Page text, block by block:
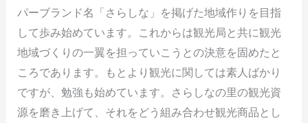
パーブランド名「さらしな」を掲げた地域作りを目指
して歩み始めています。これからは観光局と共に観光
地域づくりの一翼を担っていこうとの決意を固めたと
ころであります。もとより観光に関しては素人ばかり
ですが、勉強も始めています。さらしなの里の観光資
源を磨き上げて、それをどう組み合わせ観光商品とし